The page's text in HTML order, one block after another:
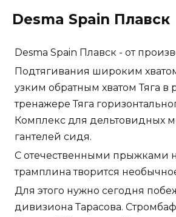
Desma Spain Плавск
Desma Spain Плавск - от
Подтягивания широким
узким обратным хватом Тяга в
тренажере Тяга
Комплекс для
гантелей сидя.
С отечественными прыжками
трамплина творится
Для этого нужно сегодня
дивизиона Тарасова.